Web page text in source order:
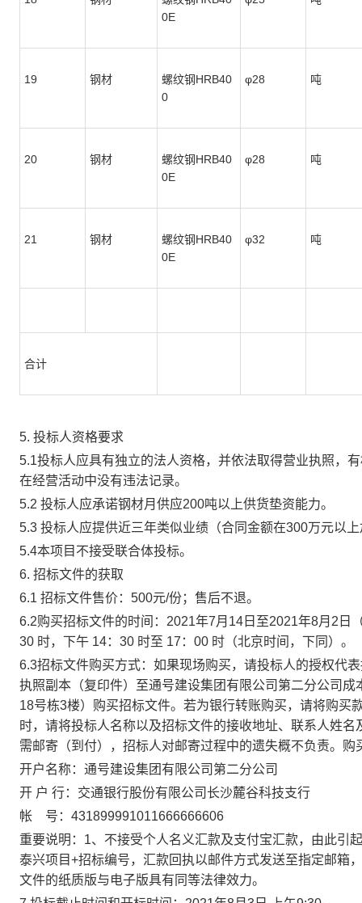
0E
19 钢材
螺纹钢HRB40
0
φ28 吨
20 钢材
螺纹钢HRB40
0E
φ28 吨
21 钢材
螺纹钢HRB40
0E
φ32 吨
合计
5. 投标人资格要求
5.1投标人应具有独立的法人资格，并依法取得营业执照，
在经营活动中没有违法记录。
5.2 投标人应承诺钢材月供应200吨以上供货垫资能力。
5.3 投标人应提供近三年类似业绩（合同金额在300万元以
5.4本项目不接受联合体投标。
6. 招标文件的获取
6.1 招标文件售价：500元/份；售后不退。
6.2购买招标文件的时间：2021年7月14日至2021年8月2日
30 时，下午 14：30 时至 17：00 时（北京时间，下同）。
6.3招标文件购买方式：如果现场购买，请投标人的授权代
执照副本（复印件）至通号建设集团有限公司第二分公司
18号栋3楼）购买招标文件。若为银行转账购买，请将购
时，请将投标人名称以及招标文件的接收地址、联系人姓
需邮寄（到付），招标人对邮寄过程中的遗失概不负责。购
开户名称：通号建设集团有限公司第二分公司
开 户 行：交通银行股份有限公司长沙麓谷科技支行
帐 号：431899991011666666606
重要说明：1、不接受个人名义汇款及支付宝汇款，由此引
泰兴项目+招标编号，汇款回执以邮件方式发送至指定邮箱
文件的纸质版与电子版具有同等法律效力。